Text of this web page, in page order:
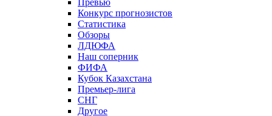
Превью
Конкурс прогнозистов
Статистика
Обзоры
ЛДЮФА
Наш соперник
ФИФА
Кубок Казахстана
Премьер-лига
СНГ
Другое